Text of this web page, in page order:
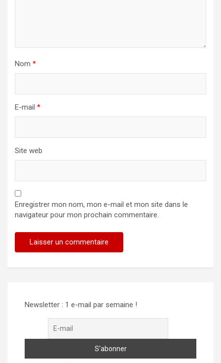
Nom *
E-mail *
Site web
Enregistrer mon nom, mon e-mail et mon site dans le
navigateur pour mon prochain commentaire.
Newsletter : 1 e-mail par semaine !